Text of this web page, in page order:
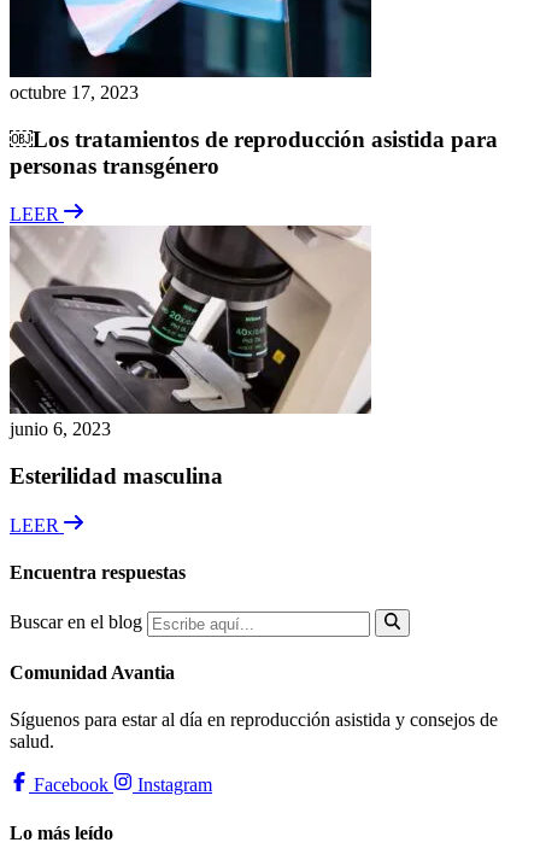
octubre 17, 2023
￼Los tratamientos de reproducción asistida para
personas transgénero
LEER
junio 6, 2023
Esterilidad masculina
LEER
Encuentra respuestas
Buscar en el blog
Comunidad Avantia
Síguenos para estar al día en reproducción asistida y consejos de
salud.
Facebook Instagram
Lo más leído